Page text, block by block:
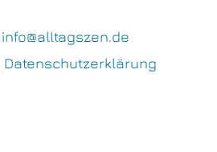
info@alltagszen.de
Datenschutzerklärung